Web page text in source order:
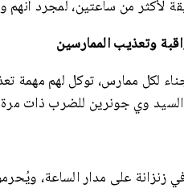
لأكثر من ساعتين، لمجرد
وتعذيب الممارسين
لكل ممارس، توكل لهم مهمة
وي جونرين للضرب ذات